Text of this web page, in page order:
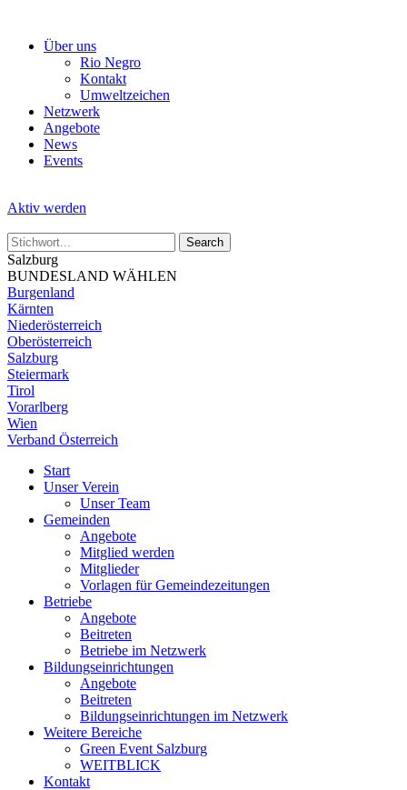
Über uns
Rio Negro
Kontakt
Umweltzeichen
Netzwerk
Angebote
News
Events
Aktiv werden
Salzburg
BUNDESLAND WÄHLEN
Burgenland
Kärnten
Niederösterreich
Oberösterreich
Salzburg
Steiermark
Tirol
Vorarlberg
Wien
Verband Österreich
Start
Unser Verein
Unser Team
Gemeinden
Angebote
Mitglied werden
Mitglieder
Vorlagen für Gemeindezeitungen
Betriebe
Angebote
Beitreten
Betriebe im Netzwerk
Bildungseinrichtungen
Angebote
Beitreten
Bildungseinrichtungen im Netzwerk
Weitere Bereiche
Green Event Salzburg
WEITBLICK
Kontakt